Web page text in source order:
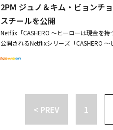
ット＜作品出演者（50音順）＞赤楚衛二
ェウク｜イ・ジヌク｜イ・ジュノ｜板垣
イ・ユミ｜ウ・ドファン｜オク・テギョ
ヒョン｜キム・ダミ｜キム・へジュン｜
ェ・ウォンビン｜チェ・ジョンヒョプ｜
ネ｜パク・ジフ｜パク・ソンフン｜パク
YEONG JUN × YOSHIDA YUNI PHOTO
会社、カルチュア・コンビニエンス・ク
した金額分の超能力を使えるという設定
う、生活密着型のヒーローものだ」と説
た。ヒーロー同士の戦いではなく、普通
った」と作品を紹介した。ジュノは「サ
能力を受け継ぐことになる。手に握った
人のためにやむを得ずお金を使わねばな
品が何を言いたいかが明確に表れた場面
型のヒーロー物語だ。
2PM ジュノ＆キム・ビョンチ
スチールを公開
Netflix「CASHERO ～ヒーローは現金を
公開されるNetflixシリーズ「CASHERO
生活費と超能力の間で揺れる生活密着型
ム・ヒャンギ）まで、それぞれの個性と
ンが埃まみれになりながら手に現金を握
ミンスクを救う姿は、思いがけず超能力
< PREV 1